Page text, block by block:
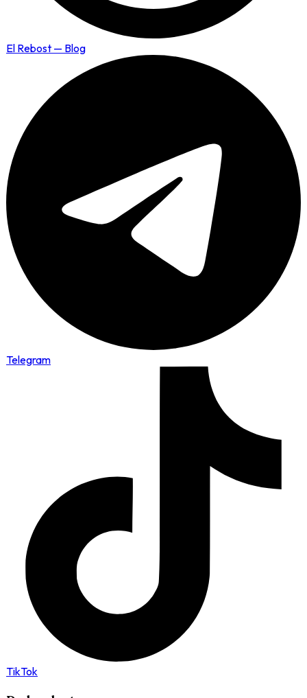
El Rebost — Blog
Telegram
TikTok